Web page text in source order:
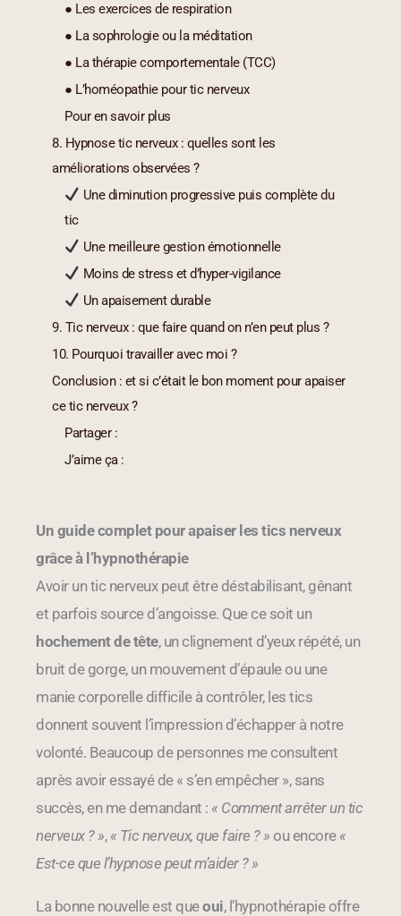
● Les exercices de respiration
● La sophrologie ou la méditation
● La thérapie comportementale (TCC)
● L’homéopathie pour tic nerveux
Pour en savoir plus
8. Hypnose tic nerveux : quelles sont les
améliorations observées ?
Une diminution progressive puis complète du
tic
Une meilleure gestion émotionnelle
Moins de stress et d’hyper-vigilance
Un apaisement durable
9. Tic nerveux : que faire quand on n’en peut plus ?
10. Pourquoi travailler avec moi ?
Conclusion : et si c’était le bon moment pour apaiser
ce tic nerveux ?
Partager :
J’aime ça :
Un guide complet pour apaiser les tics nerveux
grâce à l’hypnothérapie
Avoir un tic nerveux peut être déstabilisant, gênant
et parfois source d’angoisse. Que ce soit un
hochement de tête, un clignement d’yeux répété, un
bruit de gorge, un mouvement d’épaule ou une
manie corporelle difficile à contrôler, les tics
donnent souvent l’impression d’échapper à notre
volonté. Beaucoup de personnes me consultent
après avoir essayé de « s’en empêcher », sans
succès, en me demandant : « Comment arrêter un tic
nerveux ? », « Tic nerveux, que faire ? » ou encore «
Est-ce que l’hypnose peut m’aider ? »
La bonne nouvelle est queoui, l’hypnothérapie offre